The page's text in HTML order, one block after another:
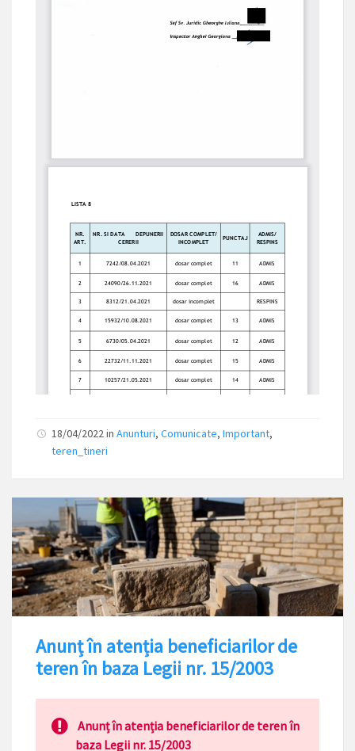
18/04/2022in Anunturi, Comunicate, Important,
teren_tineri
Anunț în atenția beneficiarilor de
teren în baza Legii nr. 15/2003
Anunț în atenția beneficiarilor de teren în
baza Legii nr. 15/2003